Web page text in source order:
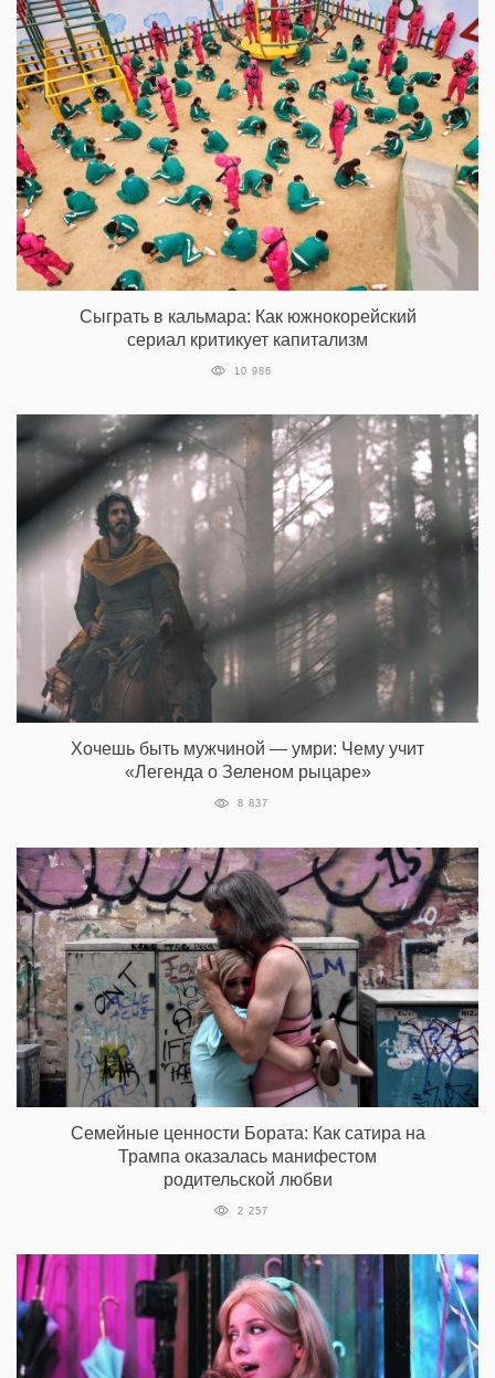
Сыграть в кальмара: Как южнокорейский
сериал критикует капитализм
10 986
Хочешь быть мужчиной — умри: Чему учит
«Легенда о Зеленом рыцаре»
8 837
Семейные ценности Бората: Как сатира на
Трампа оказалась манифестом
родительской любви
2 257